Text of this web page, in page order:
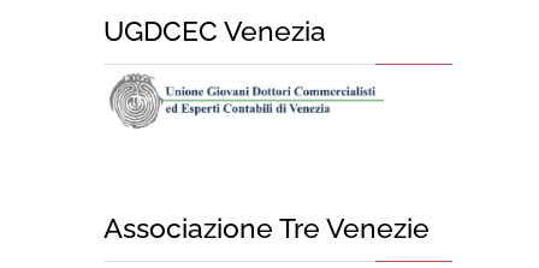
UGDCEC Venezia
Associazione Tre Venezie